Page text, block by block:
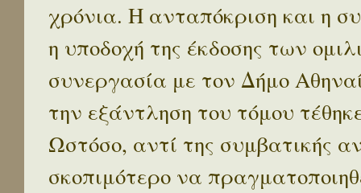
χρόνια. Η ανταπόκριση και η
η υποδοχή της έκδοσης των
συνεργασία με τον Δήμο
την εξάντληση του τόμου
Ωστόσο, αντί της συμβατικής
σκοπιμότερο να